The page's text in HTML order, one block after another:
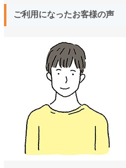
ご利用になったお客様の声